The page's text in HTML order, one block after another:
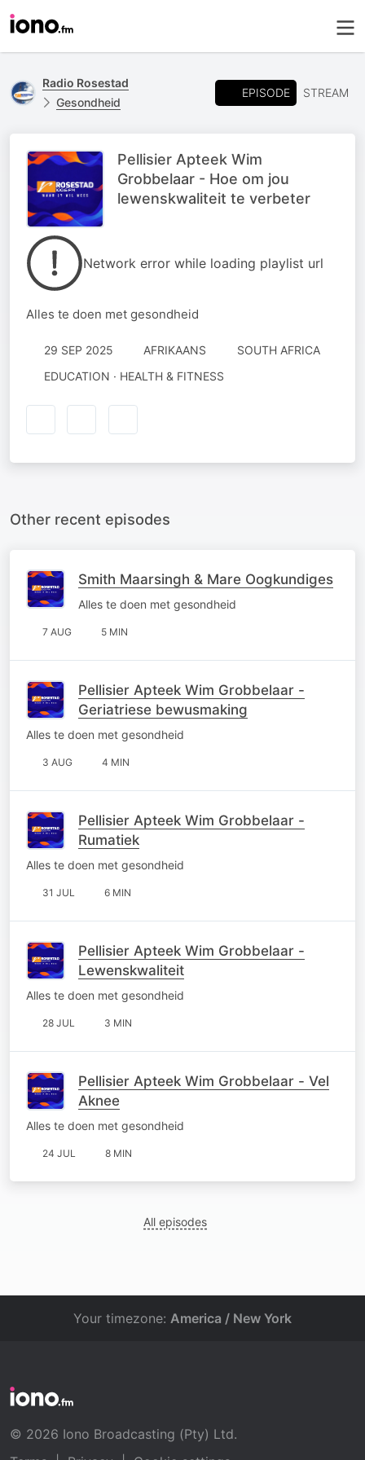
Radio Rosestad
Gesondheid
EPISODE STREAM
Pellisier Apteek Wim
Grobbelaar - Hoe om jou
lewenskwaliteit te verbeter
Network error while loading playlist url
Alles te doen met gesondheid
29 SEP 2025 AFRIKAANS
SOUTH AFRICA
EDUCATION · HEALTH & FITNESS
Other recent episodes
Smith Maarsingh & Mare Oogkundiges
Alles te doen met gesondheid
7 AUG 5 MIN
Pellisier Apteek Wim Grobbelaar -
Geriatriese bewusmaking
Alles te doen met gesondheid
3 AUG 4 MIN
Pellisier Apteek Wim Grobbelaar -
Rumatiek
Alles te doen met gesondheid
31 JUL 6 MIN
Pellisier Apteek Wim Grobbelaar -
Lewenskwaliteit
Alles te doen met gesondheid
28 JUL 3 MIN
Pellisier Apteek Wim Grobbelaar - Vel
Aknee
Alles te doen met gesondheid
24 JUL 8 MIN
All episodes
Your timezone: America / New York
© 2026 Iono Broadcasting (Pty) Ltd.